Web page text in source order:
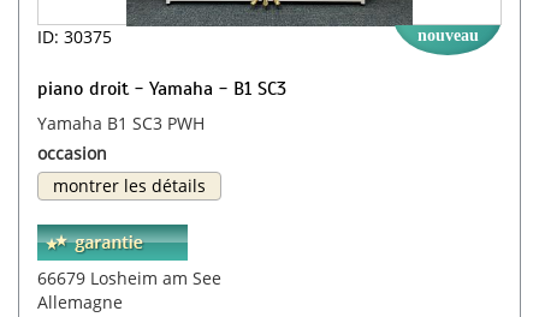
ID: 30375 nouveau
piano droit - Yamaha - B1 SC3
Yamaha B1 SC3 PWH
occasion
montrer les détails
66679 Losheim am See
Allemagne